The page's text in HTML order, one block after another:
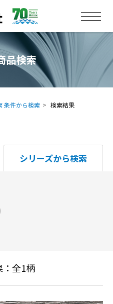
品検索
条件から検索 検索結果
シリーズから検索
：全1柄